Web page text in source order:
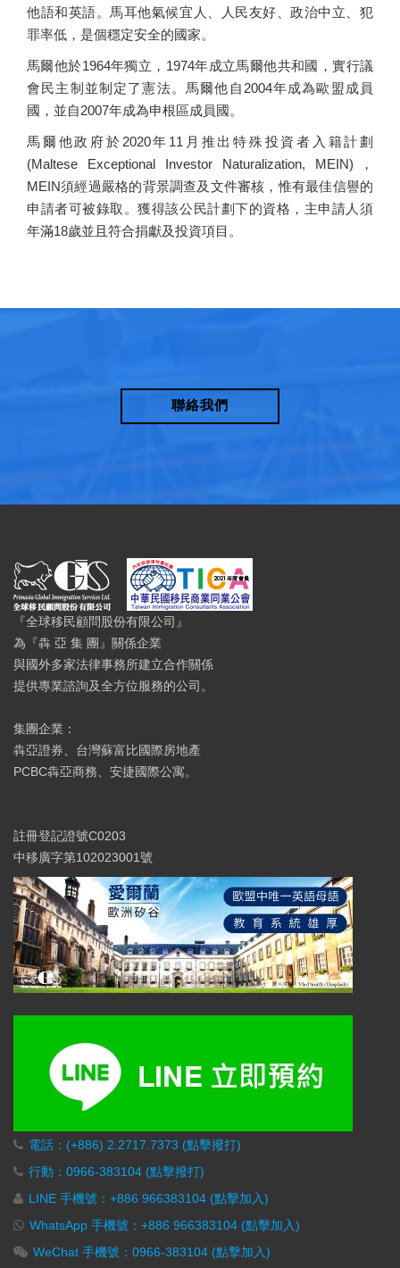
他語和英語。馬耳他氣候宜人、人民友好、政治中立、犯
罪率低，是個穩定安全的國家。
馬爾他於1964年獨立，1974年成立馬爾他共和國，實行議
會民主制並制定了憲法。馬爾他自2004年成為歐盟成員
國，並自2007年成為申根區成員國。
馬爾他政府於2020年11月推出特殊投資者入籍計劃
(Maltese Exceptional Investor Naturalization, MEIN)，
MEIN須經過嚴格的背景調查及文件審核，惟有最佳信譽的
申請者可被錄取。獲得該公民計劃下的資格，主申請人須
年滿18歲並且符合捐獻及投資項目。
聯絡我們
『全球移民顧問股份有限公司』
為『犇 亞 集 團』關係企業
與國外多家法律事務所建立合作關係
提供專業諮詢及全方位服務的公司。
集團企業：
犇亞證券、台灣蘇富比國際房地產
PCBC犇亞商務、安捷國際公寓。
註冊登記證號C0203
中移廣字第102023001號
電話：(+886) 2.2717.7373 (點擊撥打)
行動：0966-383104 (點擊撥打)
LINE 手機號：+886 966383104 (點擊加入)
WhatsApp 手機號：+886 966383104 (點擊加入)
WeChat 手機號：0966-383104 (點擊加入)